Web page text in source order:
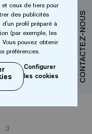
CONTACTEZ-NOUS
3
ceux de tiers pour
des publicités
profil préparé à
(par exemple, les
pouvez obtenir
préférences.
Configurer
les cookies